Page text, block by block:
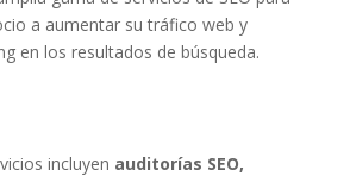
a aumentar su tráfico web y
en los resultados de búsqueda.
incluyen auditorías SEO,